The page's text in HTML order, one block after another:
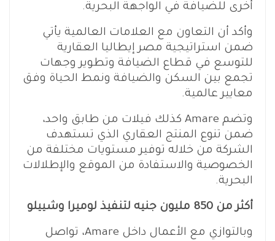
أخرى للضيافة في الواجهة البحرية.
وأكد أن التعاون مع العلامات العالمية يأتي
ضمن استراتيجية مصر إيطاليا العقارية
للتوسع في قطاع الضيافة وتطوير وجهات
تجمع بين السكن والضيافة ونمط الحياة وفق
معايير عالمية.
وتضم Amare كذلك فيلات من طابق واحد،
ضمن تنوع المنتج العقاري الذي تستهدف
الشركة من خلاله توفير مستويات مختلفة من
الخصوصية والاستفادة من الموقع والإطلالات
البحرية.
أكثر من 850 مليون جنيه لتنفيذ لوميرا وشييلو
وبالتوازي مع الأعمال داخل Amare، تواصل